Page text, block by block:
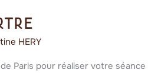
HERY
Paris pour réaliser votre séance